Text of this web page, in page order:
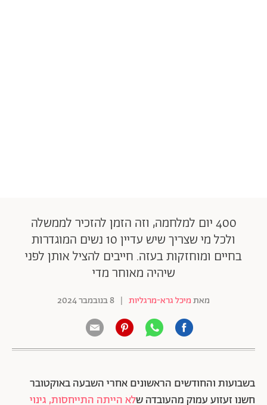
400 יום למלחמה, וזה הזמן להזכיר לממשלה
ולכל מי שצריך שיש עדיין 10 נשים המוגדרות
בחיים ומוחזקות בעזה. חייבים להציל אותן לפני
שיהיה מאוחר מדי
מאתמיכל גרא-מרגליות | 8 בנובמבר 2024
בשבועות והחודשים הראשונים אחרי השבעה באוקטובר
חשנו זעזוע עמוק מהעובדה שלא הייתה התייחסות, גינוי